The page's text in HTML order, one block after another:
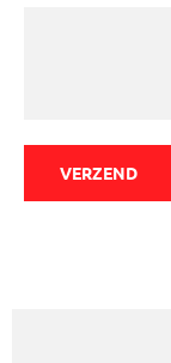
VERZEND